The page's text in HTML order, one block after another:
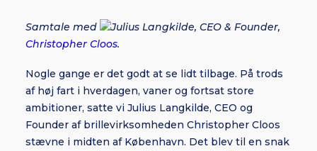
SUBSCRIBE
Samtale med
Julius Langkilde, CEO & Founder,
Christopher Cloos.
Nogle gange er det godt at se lidt tilbage. På trods
af høj fart i hverdagen, vaner og fortsat store
ambitioner, satte vi Julius Langkilde, CEO og
Founder af brillevirksomheden Christopher Cloos
stævne i midten af København. Det blev til en snak